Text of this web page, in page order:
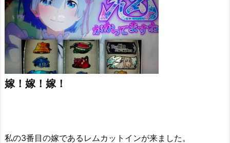
嫁！嫁！嫁！
私の3番目の嫁であるレムカットインが来ました。